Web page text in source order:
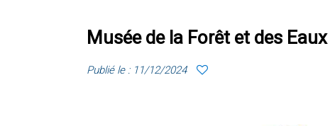
Musée de la Forêt et des
Publié le : 11/12/2024